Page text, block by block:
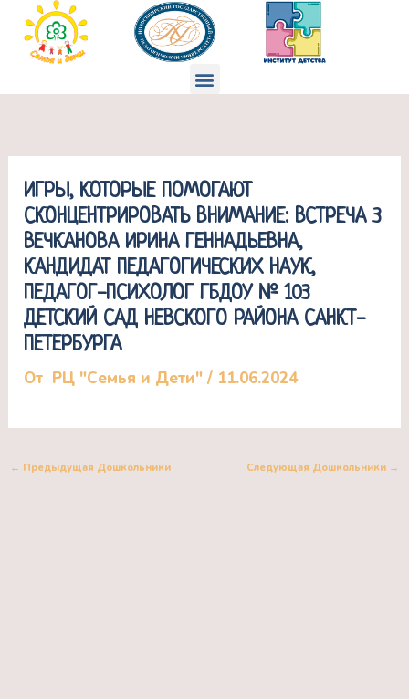
Перейти
содержимому
Меню
ИГРЫ, КОТОРЫЕ ПОМОГАЮТ
СКОНЦЕНТРИРОВАТЬ ВНИМАНИЕ: ВСТРЕЧА 3
ВЕЧКАНОВА ИРИНА ГЕННАДЬЕВНА,
КАНДИДАТ ПЕДАГОГИЧЕСКИХ НАУК,
ПЕДАГОГ-ПСИХОЛОГ ГБДОУ № 103
ДЕТСКИЙ САД НЕВСКОГО РАЙОНА САНКТ-
ПЕТЕРБУРГА
От РЦ "Семья и Дети"/ 11.06.2024
← Предыдущая Дошкольники Следующая Дошкольники →